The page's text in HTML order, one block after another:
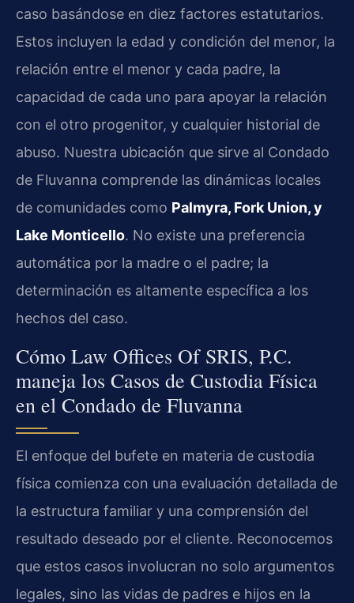
caso basándose en diez factores estatutarios.
Estos incluyen la edad y condición del menor, la
relación entre el menor y cada padre, la
capacidad de cada uno para apoyar la relación
con el otro progenitor, y cualquier historial de
abuso. Nuestra ubicación que sirve al Condado
de Fluvanna comprende las dinámicas locales
de comunidades como Palmyra, Fork Union, y
Lake Monticello. No existe una preferencia
automática por la madre o el padre; la
determinación es altamente específica a los
hechos del caso.
Cómo Law Offices Of SRIS, P.C.
maneja los Casos de Custodia Física
en el Condado de Fluvanna
El enfoque del bufete en materia de custodia
física comienza con una evaluación detallada de
la estructura familiar y una comprensión del
resultado deseado por el cliente. Reconocemos
que estos casos involucran no solo argumentos
legales, sino las vidas de padres e hijos en la